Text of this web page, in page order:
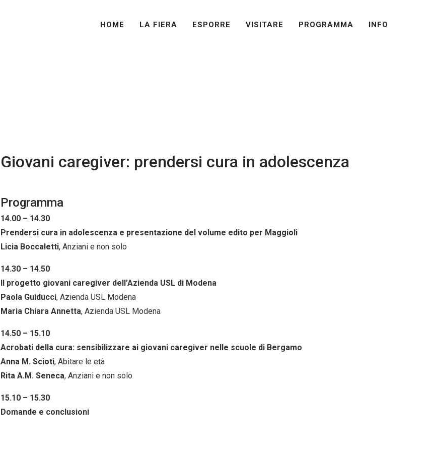
ESPORRE VISITARE PROGRAMMA INFO PROGRAMMA
HOME LA FIERA ESPORRE VISITARE PROGRAMMA INFO
Giovani caregiver: prendersi cura in adolescenza
Programma
14.00 – 14.30
Prendersi cura in adolescenza e presentazione del volume edito per Maggioli
Licia Boccaletti, Anziani e non solo
14.30 – 14.50
Il progetto giovani caregiver dell’Azienda USL di Modena
Paola Guiducci, Azienda USL Modena
Maria Chiara Annetta, Azienda USL Modena
14.50 – 15.10
Acrobati della cura: sensibilizzare ai giovani caregiver nelle scuole di Bergamo
Anna M. Scioti, Abitare le età
Rita A.M. Seneca, Anziani e non solo
15.10 – 15.30
Domande e conclusioni